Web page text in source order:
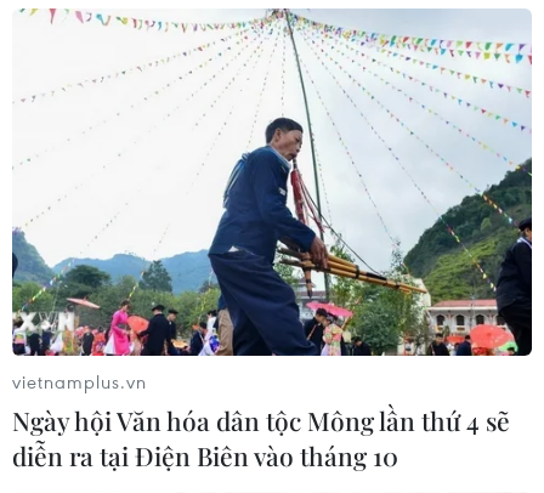
vietnamplus.vn
Ngày hội Văn hóa dân tộc Mông lần thứ 4 sẽ
diễn ra tại Điện Biên vào tháng 10